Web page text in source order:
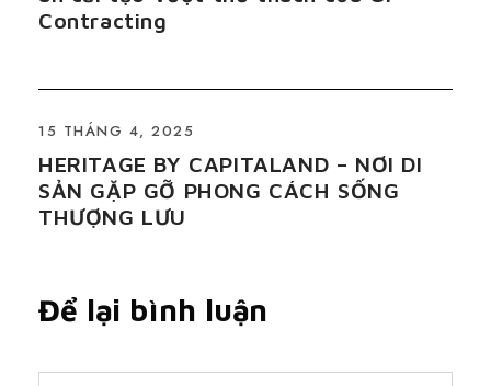
Contracting
15 THÁNG 4, 2025
HERITAGE BY CAPITALAND – NƠI DI
SẢN GẶP GỠ PHONG CÁCH SỐNG
THƯỢNG LƯU
Để lại bình luận